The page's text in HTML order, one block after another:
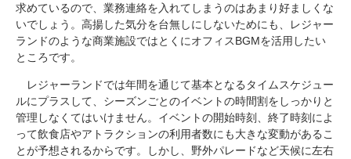
求めているので、業務連絡を入れてしまうのはあまり好ましくな
いでしょう。高揚した気分を台無しにしないためにも、レジャー
ランドのような商業施設ではとくにオフィスBGMを活用したい
ところです。
レジャーランドでは年間を通じて基本となるタイムスケジュー
ルにプラスして、シーズンごとのイベントの時間割をしっかりと
管理しなくてはいけません。イベントの開始時刻、終了時刻によ
って飲食店やアトラクションの利用者数にも大きな変動があるこ
とが予想されるからです。しかし、野外パレードなど天候に左右